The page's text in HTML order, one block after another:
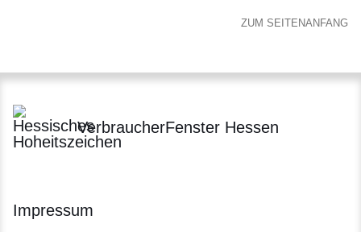
ZUM SEITENANFANG
VerbraucherFenster Hessen
Impressum